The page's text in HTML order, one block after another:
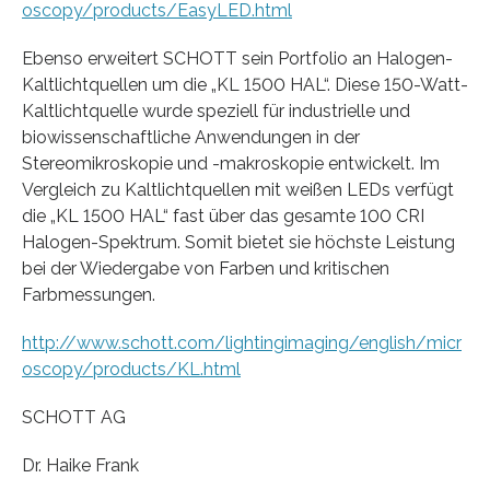
oscopy/products/EasyLED.html
Ebenso erweitert SCHOTT sein Portfolio an Halogen-
Kaltlichtquellen um die „KL 1500 HAL“. Diese 150-Watt-
Kaltlichtquelle wurde speziell für industrielle und
biowissenschaftliche Anwendungen in der
Stereomikroskopie und -makroskopie entwickelt. Im
Vergleich zu Kaltlichtquellen mit weißen LEDs verfügt
die „KL 1500 HAL“ fast über das gesamte 100 CRI
Halogen-Spektrum. Somit bietet sie höchste Leistung
bei der Wiedergabe von Farben und kritischen
Farbmessungen.
http://www.schott.com/lightingimaging/english/micr
oscopy/products/KL.html
SCHOTT AG
Dr. Haike Frank